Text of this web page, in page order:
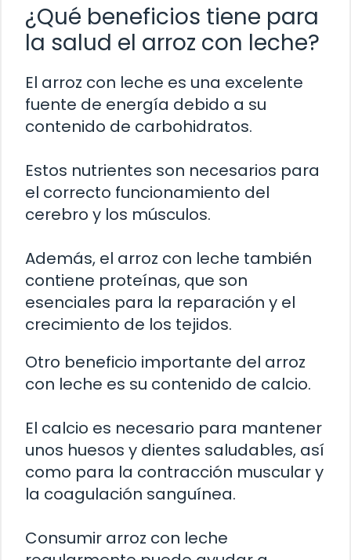
¿Qué beneficios tiene para
la salud el arroz con leche?
El arroz con leche es una excelente
fuente de energía debido a su
contenido de carbohidratos.
Estos nutrientes son necesarios para
el correcto funcionamiento del
cerebro y los músculos.
Además, el arroz con leche también
contiene proteínas, que son
esenciales para la reparación y el
crecimiento de los tejidos.
Otro beneficio importante del arroz
con leche es su contenido de calcio.
El calcio es necesario para mantener
unos huesos y dientes saludables, así
como para la contracción muscular y
la coagulación sanguínea.
Consumir arroz con leche